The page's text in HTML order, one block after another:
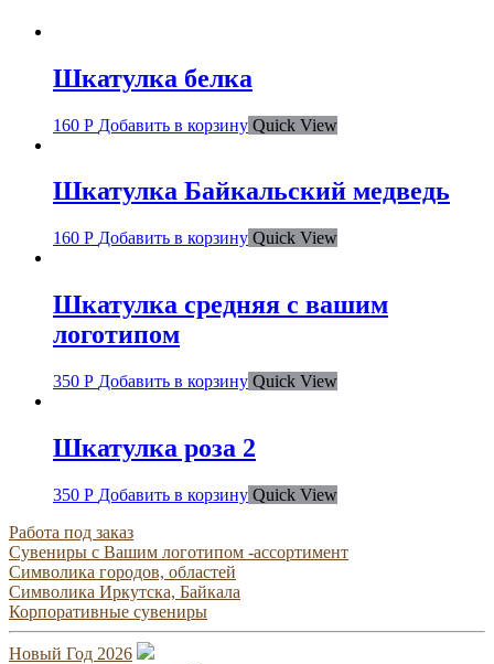
Шкатулка белка
160 Р Добавить в корзину Quick View
Шкатулка Байкальский медведь
160 Р Добавить в корзину Quick View
Шкатулка средняя с вашим
логотипом
350 Р Добавить в корзину Quick View
Шкатулка роза 2
350 Р Добавить в корзину Quick View
Работа под заказ
Сувениры с Вашим логотипом -ассортимент
Символика городов, областей
Символика Иркутска, Байкала
Корпоративные сувениры
Новый Год 2026